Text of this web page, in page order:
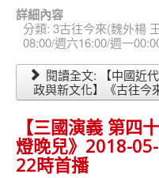
詳細內容
分類: 3古往今來(魏外楊
08:00/週六16:00/週一
閱讀全文: 【中國近
政與新文化】《古往今
【三國演義 第四
燈晚兒》2018-
22時首播